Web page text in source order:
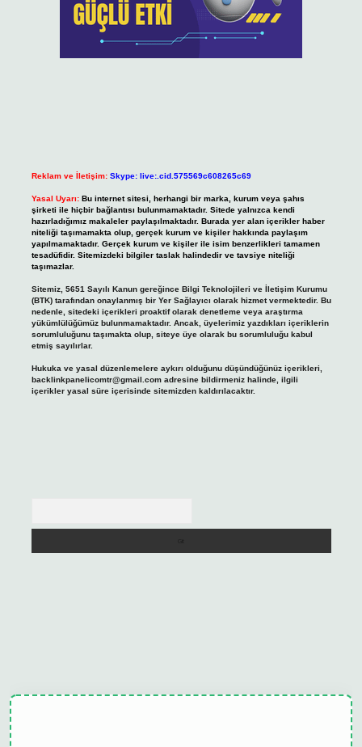
Reklam ve İletişim: Skype: live:.cid.575569c608265c69
Yasal Uyarı: Bu internet sitesi, herhangi bir marka, kurum veya şahıs
şirketi ile hiçbir bağlantısı bulunmamaktadır. Sitede yalnızca kendi
hazırladığımız makaleler paylaşılmaktadır. Burada yer alan içerikler haber
niteliği taşımamakta olup, gerçek kurum ve kişiler hakkında paylaşım
yapılmamaktadır. Gerçek kurum ve kişiler ile isim benzerlikleri tamamen
tesadüfidir. Sitemizdeki bilgiler taslak halindedir ve tavsiye niteliği
taşımazlar.
Sitemiz, 5651 Sayılı Kanun gereğince Bilgi Teknolojileri ve İletişim Kurumu
(BTK) tarafından onaylanmış bir Yer Sağlayıcı olarak hizmet vermektedir. Bu
nedenle, sitedeki içerikleri proaktif olarak denetleme veya araştırma
yükümlülüğümüz bulunmamaktadır. Ancak, üyelerimiz yazdıkları içeriklerin
sorumluluğunu taşımakta olup, siteye üye olarak bu sorumluluğu kabul
etmiş sayılırlar.
Hukuka ve yasal düzenlemelere aykırı olduğunu düşündüğünüz içerikleri,
backlinkpanelicomtr@gmail.comadresine bildirmeniz halinde, ilgili
içerikler yasal süre içerisinde sitemizden kaldırılacaktır.